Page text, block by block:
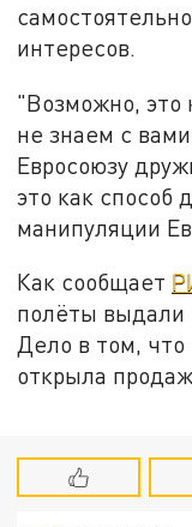
интересов.
"Возможно,
не знаем с
Евросоюзу
это как способ
манипуляции
Как сообщает
полёты выдали
Дело в том,
открыла